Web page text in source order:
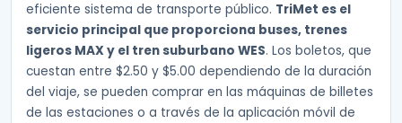
eficiente sistema de transporte público. TriMet es el
servicio principal que proporciona buses, trenes
ligeros MAX y el tren suburbano WES. Los boletos, que
cuestan entre $2.50 y $5.00 dependiendo de la duración
del viaje, se pueden comprar en las máquinas de billetes
de las estaciones o a través de la aplicación móvil de